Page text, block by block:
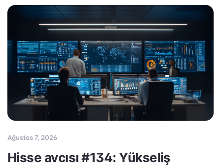
Ağustos 7, 2026
Hisse avcısı #134: Yükseliş